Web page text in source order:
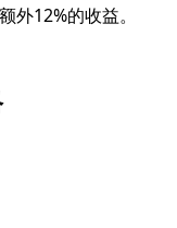
外12%的收益。